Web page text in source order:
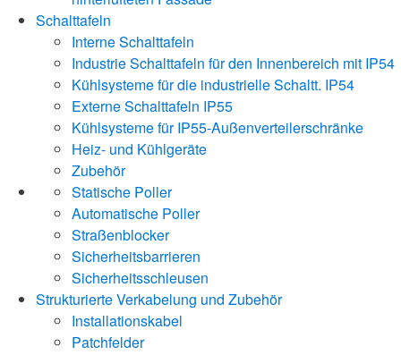
Schalttafeln
Interne Schalttafeln
Industrie Schalttafeln für den Innenbereich mit IP54
Kühlsysteme für die industrielle Schaltt. IP54
Externe Schalttafeln IP55
Kühlsysteme für IP55-Außenverteilerschränke
Heiz- und Kühlgeräte
Zubehör
Statische Poller
Automatische Poller
Straßenblocker
Sicherheitsbarrieren
Sicherheitsschleusen
Strukturierte Verkabelung und Zubehör
Installationskabel
Patchfelder